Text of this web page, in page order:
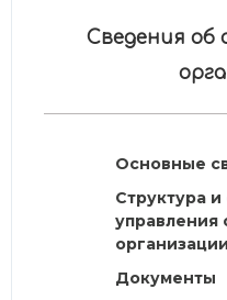
Сведения об
Основные
Структура
управления
организации
Документы